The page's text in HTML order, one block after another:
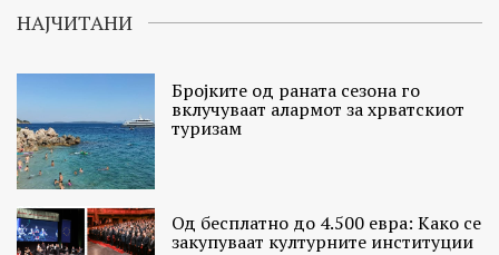
НАЈЧИТАНИ
Бројките од раната сезона го
вклучуваат алармот за хрватскиот
туризам
Од бесплатно до 4.500 евра: Како се
закупуваат културните институции